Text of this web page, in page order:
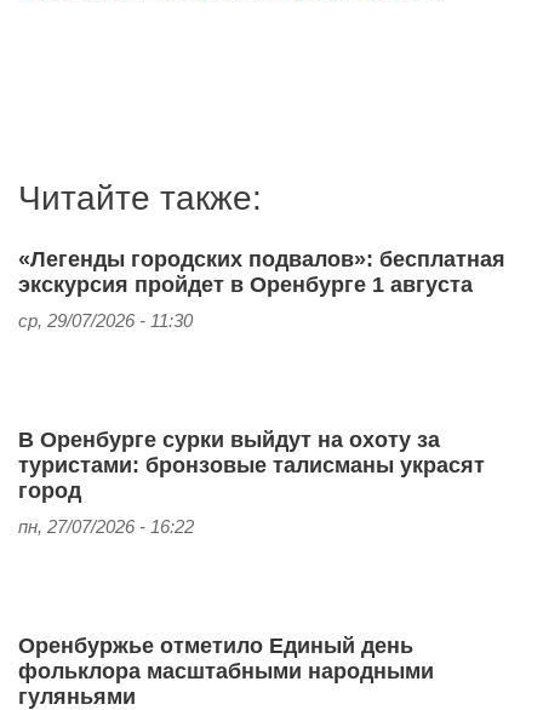
Читайте также:
«Легенды городских подвалов»: бесплатная
экскурсия пройдет в Оренбурге 1 августа
ср, 29/07/2026 - 11:30
В Оренбурге сурки выйдут на охоту за
туристами: бронзовые талисманы украсят
город
пн, 27/07/2026 - 16:22
Оренбуржье отметило Единый день
фольклора масштабными народными
гуляньями